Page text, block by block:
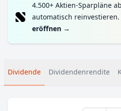
4.500+ Aktien-Sparpläne
automatisch reinvestieren.
eröffnen →
Dividende Dividendenrendite